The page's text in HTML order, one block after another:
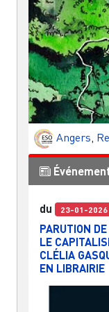
Angers,
Événement
du 23-01-2026
PARUTION
LE
CLÉLIA
EN LIBRAIRIE